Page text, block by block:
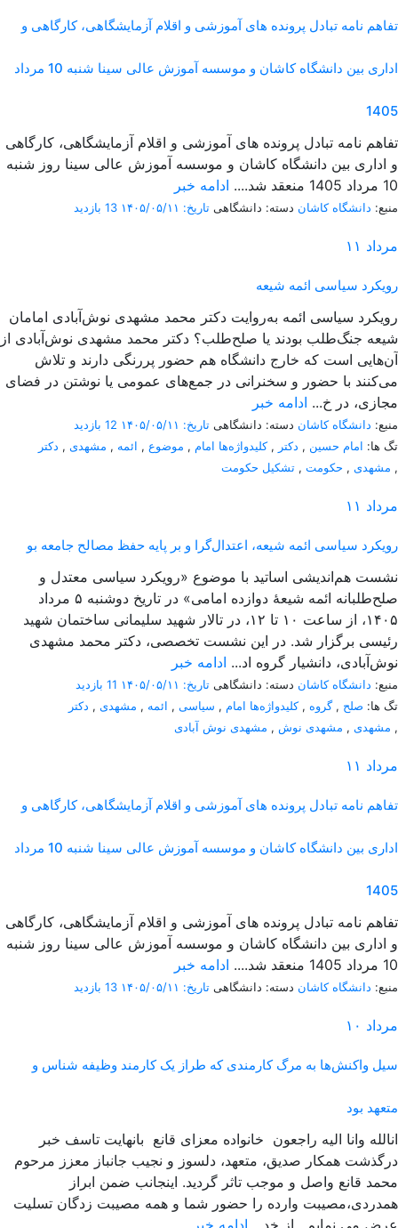
تفاهم نامه تبادل پرونده‌ های آموزشی و اقلام آزمایشگاهی، کارگاهی و
اداری بین دانشگاه کاشان و موسسه آموزش عالی سینا شنبه 10 مرداد
1405
تفاهم نامه تبادل پرونده‌ های آموزشی و اقلام آزمایشگاهی، کارگاهی
و اداری بین دانشگاه کاشان و موسسه آموزش عالی سینا روز شنبه
10 مرداد 1405 منعقد شد....
ادامه خبر
منبع: دانشگاه کاشان دسته: دانشگاهی تاریخ: ۱۴۰۵/۰۵/۱۱ 13 بازدید
۱۱ مرداد
رویکرد سیاسی ائمه شیعه
شیعه جنگ‌طلب بودند یا صلح‌طلب؟ دکتر محمد مشهدی نوش‌آبادی از
آن‌هایی است که خارج دانشگاه هم حضور پررنگی دارند و تلاش
می‌کنند با حضور و سخنرانی در جمع‌های عمومی یا نوشتن در فضای
مجازی، در خ... ادامه خبر
منبع: دانشگاه کاشان دسته: دانشگاهی تاریخ: ۱۴۰۵/۰۵/۱۱
12 بازدید
تگ ها: امام حسین , دکتر ,کلیدواژه‌ها امام , موضوع , ائمه , مشهدی , دکتر
مشهدی , حکومت , تشکیل حکومت ,
۱۱ مرداد
رویکرد سیاسی ائمه شیعه، اعتدال‌گرا و بر پایه حفظ مصالح جامعه بو
نشست هم‌اندیشی اساتید با موضوع «رویکرد سیاسی معتدل و
صلح‌طلبانه ائمه شیعۀ دوازده امامی» در تاریخ دوشنبه ۵ مرداد
۱۴۰۵، از ساعت ۱۰ تا ۱۲، در تالار شهید سلیمانی ساختمان شهید
رئیسی برگزار شد. در این نشست تخصصی، دکتر محمد مشهدی
نوش‌آبادی، دانشیار گروه اد... ادامه خبر
منبع: دانشگاه کاشان دسته: دانشگاهی تاریخ: ۱۴۰۵/۰۵/۱۱
11 بازدید
تگ ها: صلح ,گروه ,کلیدواژه‌ها امام , سیاسی , ائمه , مشهدی , دکتر
مشهدی , مشهدی نوش , مشهدی نوش آبادی ,
۱۱ مرداد
تفاهم نامه تبادل پرونده‌ های آموزشی و اقلام آزمایشگاهی، کارگاهی و
اداری بین دانشگاه کاشان و موسسه آموزش عالی سینا شنبه 10 مرداد
1405
تفاهم نامه تبادل پرونده‌ های آموزشی و اقلام آزمایشگاهی، کارگاهی
و اداری بین دانشگاه کاشان و موسسه آموزش عالی سینا روز شنبه
10 مرداد 1405 منعقد شد....
ادامه خبر
منبع: دانشگاه کاشان دسته: دانشگاهی تاریخ: ۱۴۰۵/۰۵/۱۱ 13 بازدید
۱۰ مرداد
سیل واکنش‌ها به مرگ کارمندی که طراز یک کارمند وظیفه شناس و
متعهد بود
انالله وانا الیه راجعون خانواده معزای قانع بانهایت تاسف خبر
درگذشت همکار صدیق، متعهد، دلسوز و نجیب جانباز معزز مرحوم
محمد قانع واصل و موجب تاثر گردید. اینجانب ضمن ابراز
همدردی،مصیبت وارده را حضور شما و همه مصیبت زدگان تسلیت
عرض می نمایم. از خد... ادامه خبر